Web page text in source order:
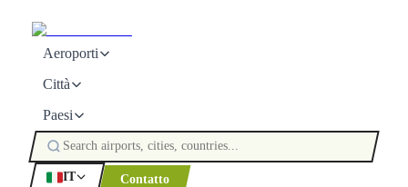
Aeroporti
Città
Paesi
IT Contatto